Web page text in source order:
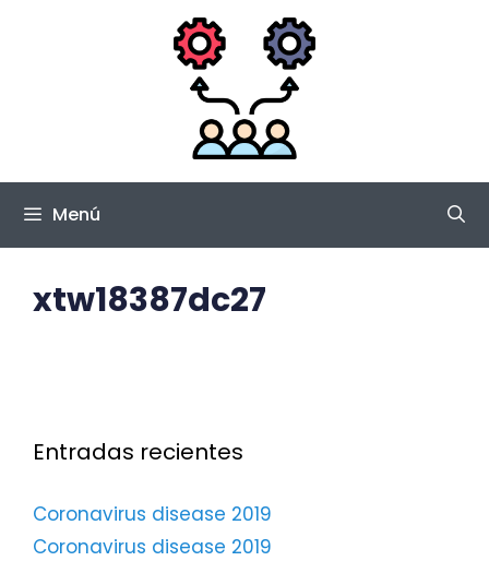
Menú
xtw18387dc27
Entradas recientes
Coronavirus disease 2019
Coronavirus disease 2019